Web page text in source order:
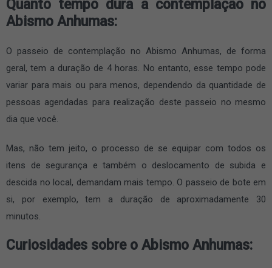
Quanto tempo dura a contemplação no
Abismo Anhumas:
O passeio de contemplação no Abismo Anhumas, de forma
geral, tem a duração de 4 horas. No entanto, esse tempo pode
variar para mais ou para menos, dependendo da quantidade de
pessoas agendadas para realização deste passeio no mesmo
dia que você.
Mas, não tem jeito, o processo de se equipar com todos os
itens de segurança e também o deslocamento de subida e
descida no local, demandam mais tempo. O passeio de bote em
si, por exemplo, tem a duração de aproximadamente 30
minutos.
Curiosidades sobre o Abismo Anhumas: